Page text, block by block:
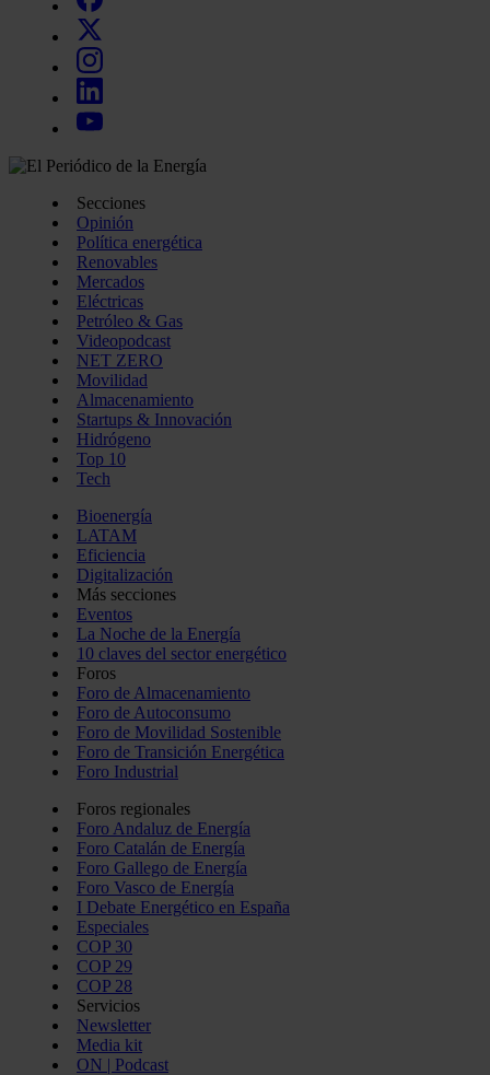
Secciones
Opinión
Política energética
Renovables
Mercados
Eléctricas
Petróleo & Gas
Videopodcast
NET ZERO
Movilidad
Almacenamiento
Startups & Innovación
Hidrógeno
Top 10
Tech
Bioenergía
LATAM
Eficiencia
Digitalización
Más secciones
Eventos
La Noche de la Energía
10 claves del sector energético
Foros
Foro de Almacenamiento
Foro de Autoconsumo
Foro de Movilidad Sostenible
Foro de Transición Energética
Foro Industrial
Foros regionales
Foro Andaluz de Energía
Foro Catalán de Energía
Foro Gallego de Energía
Foro Vasco de Energía
I Debate Energético en España
Especiales
COP 30
COP 29
COP 28
Servicios
Newsletter
Media kit
ON | Podcast